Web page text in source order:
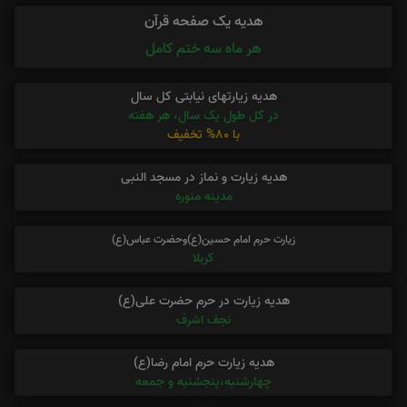
هدیه یک صفحه قرآن
هر ماه سه ختم کامل
هدیه زیارتهای نیابتی کل سال
در کل طول یک سال، هر هفته
با 80% تخفیف
هدیه زیارت و نماز در مسجد النبی
مدینه منوره
زیارت حرم امام حسین(ع)وحضرت عباس(ع)
کربلا
هدیه زیارت در حرم حضرت علی(ع)
نجف اشرف
هدیه زیارت حرم امام رضا(ع)
چهارشنبه،پنجشنبه و جمعه